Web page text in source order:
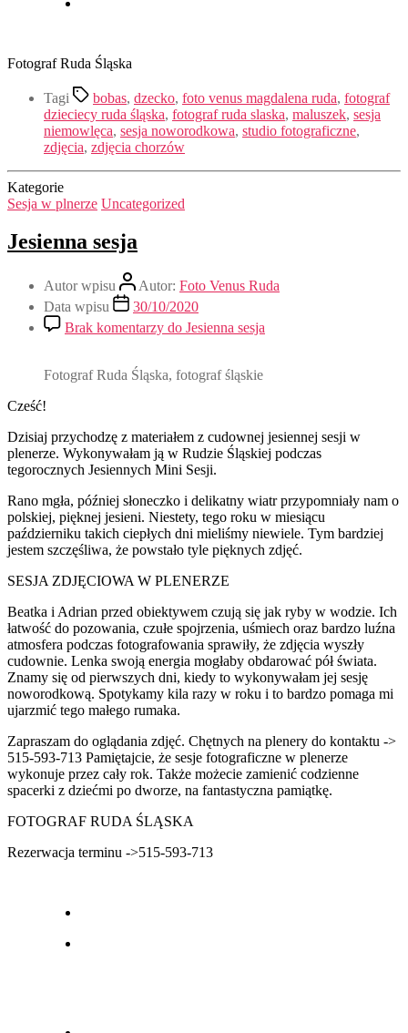
Fotograf Ruda Śląska
Tagi bobas, dzecko, foto venus magdalena ruda, fotograf
dzieciecy ruda śląska, fotograf ruda slaska, maluszek, sesja
niemowlęca, sesja noworodkowa, studio fotograficzne,
zdjęcia, zdjęcia chorzów
Kategorie
Sesja w plnerze Uncategorized
Jesienna sesja
Autor wpisu Autor: Foto Venus Ruda
Data wpisu
30/10/2020
Brak komentarzy do Jesienna sesja
Fotograf Ruda Śląska, fotograf śląskie
Cześć!
Dzisiaj przychodzę z materiałem z cudownej jesiennej sesji w
plenerze. Wykonywałam ją w Rudzie Śląskiej podczas
tegorocznych Jesiennych Mini Sesji.
Rano mgła, później słoneczko i delikatny wiatr przypomniały nam o
polskiej, pięknej jesieni. Niestety, tego roku w miesiącu
październiku takich ciepłych dni mieliśmy niewiele. Tym bardziej
jestem szczęśliwa, że powstało tyle pięknych zdjęć.
SESJA ZDJĘCIOWA W PLENERZE
Beatka i Adrian przed obiektywem czują się jak ryby w wodzie. Ich
łatwość do pozowania, czułe spojrzenia, uśmiech oraz bardzo luźna
atmosfera podczas fotografowania sprawiły, że zdjęcia wyszły
cudownie. Lenka swoją energia mogłaby obdarować pół świata.
Znamy się od pierwszych dni, kiedy to wykonywałam jej sesję
noworodkową. Spotykamy kila razy w roku i to bardzo pomaga mi
ujarzmić tego małego rumaka.
Zapraszam do oglądania zdjęć. Chętnych na plenery do kontaktu ->
515-593-713 Pamiętajcie, że sesje fotograficzne w plenerze
wykonuje przez cały rok. Także możecie zamienić codzienne
spacerki z dziećmi po dworze, na fantastyczna pamiątkę.
FOTOGRAF RUDA ŚLĄSKA
Rezerwacja terminu ->515-593-713